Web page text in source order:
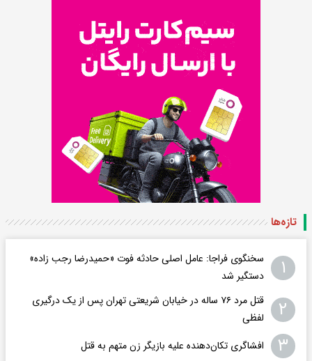
تازه‌ها
۱
سخنگوی فراجا: عامل اصلی حادثه فوت «حمیدرضا رجب زاده»
دستگیر شد
۲
قتل مرد ۷۶ ساله در خیابان شریعتی تهران پس از یک درگیری
لفظی
۳ افشاگری‌ تکان‌دهنده علیه بازیگر زن متهم به قتل